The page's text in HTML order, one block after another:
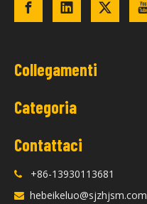
Collegamenti
Categoria
Contattaci
 +86-13930113681
 hebeikeluo@sjzhjsm.com